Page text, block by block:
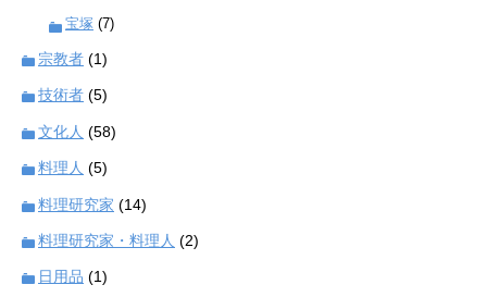
宝塚 (7)
宗教者 (1)
技術者 (5)
文化人 (58)
料理人 (5)
料理研究家 (14)
料理研究家・料理人 (2)
日用品 (1)